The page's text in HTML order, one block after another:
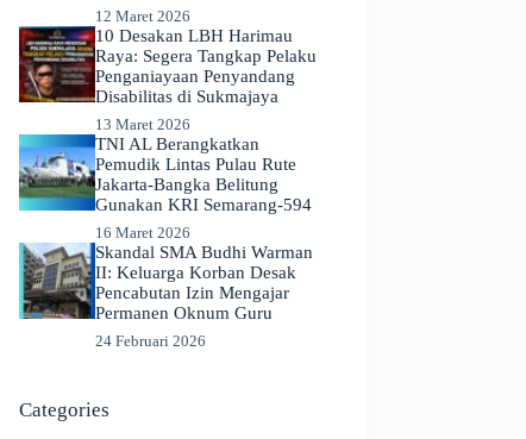
12 Maret 2026
​10 Desakan LBH Harimau
Raya: Segera Tangkap Pelaku
Penganiayaan Penyandang
Disabilitas di Sukmajaya
13 Maret 2026
TNI AL Berangkatkan
Pemudik Lintas Pulau Rute
Jakarta-Bangka Belitung
Gunakan KRI Semarang-594
16 Maret 2026
Skandal SMA Budhi Warman
II: Keluarga Korban Desak
Pencabutan Izin Mengajar
Permanen Oknum Guru
24 Februari 2026
Categories